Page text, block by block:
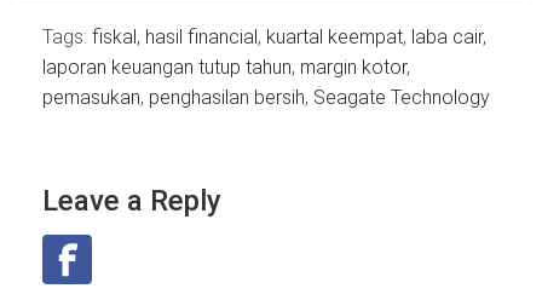
Tags: fiskal , hasil financial , kuartal keempat, laba cair,
laporan keuangan tutup tahun, margin kotor,
pemasukan, penghasilan bersih, Seagate Technology
Leave a Reply